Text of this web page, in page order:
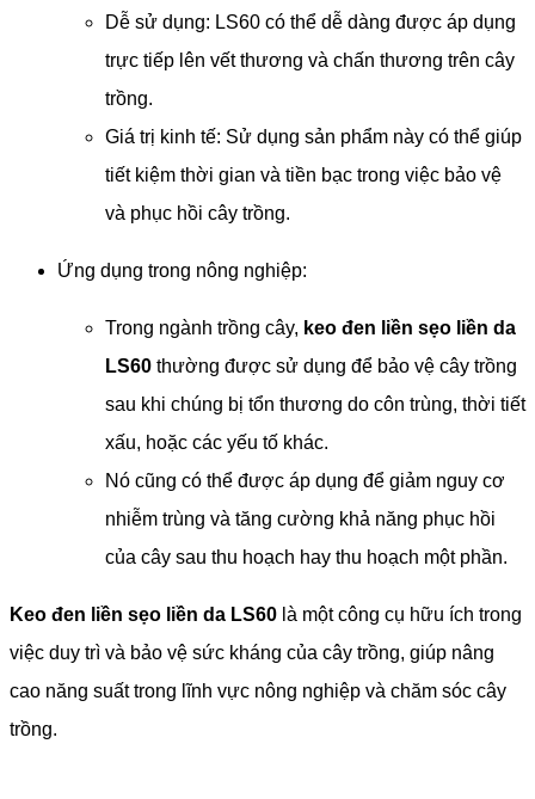
Dễ sử dụng: LS60 có thể dễ dàng được áp dụng
trực tiếp lên vết thương và chấn thương trên cây
trồng.
Giá trị kinh tế: Sử dụng sản phẩm này có thể giúp
tiết kiệm thời gian và tiền bạc trong việc bảo vệ
và phục hồi cây trồng.
Ứng dụng trong nông nghiệp:
Trong ngành trồng cây, keo đen liền sẹo liền da
LS60 thường được sử dụng để bảo vệ cây trồng
sau khi chúng bị tổn thương do côn trùng, thời tiết
xấu, hoặc các yếu tố khác.
Nó cũng có thể được áp dụng để giảm nguy cơ
nhiễm trùng và tăng cường khả năng phục hồi
của cây sau thu hoạch hay thu hoạch một phần.
Keo đen liền sẹo liền da LS60 là một công cụ hữu ích trong
việc duy trì và bảo vệ sức kháng của cây trồng, giúp nâng
cao năng suất trong lĩnh vực nông nghiệp và chăm sóc cây
trồng.